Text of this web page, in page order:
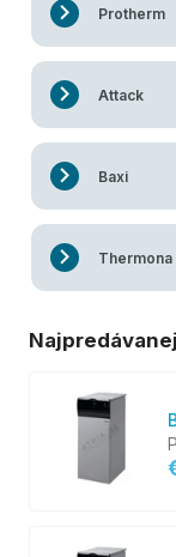
Protherm
Attack
Baxi
Thermona